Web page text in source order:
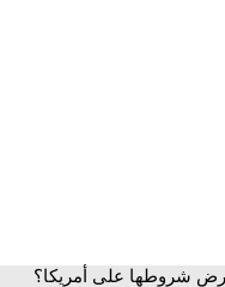
شروطها على أمريكا؟